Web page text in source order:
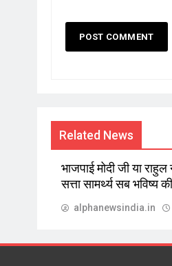
Related News
भाजपाई मोदी जी या
सत्ता सामर्थ्य सब भविष्य
alphanewsindia.in